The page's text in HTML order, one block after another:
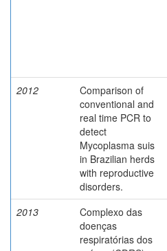
2012
Comparison of
conventional and
real time PCR to
detect
Mycoplasma suis
in Brazilian herds
with reproductive
disorders.
2013
Complexo das
doenças
respiratórias dos